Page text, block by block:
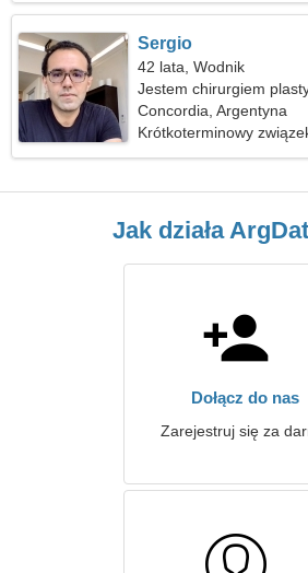
Sergio
42 lata, Wodnik
Jestem chirurgiem
uroczej kobiety
Concordia, Argentyna
Krótkoterminowy
Jak działa
Dołącz do nas
Zarejestruj się za